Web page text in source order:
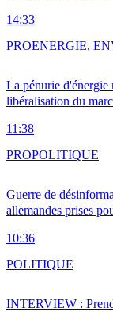
14:33
La pénurie d'énergie
libéralisation du
11:38
PROENERGIE,
Guerre de
allemandes prises
10:36
PROPOLITIQUE
INTERVIEW :
POLITIQUE